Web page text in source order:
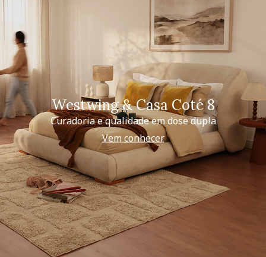
Westwing & Casa Coté 8
Curadoria e qualidade em dose dupla
Vem conhecer